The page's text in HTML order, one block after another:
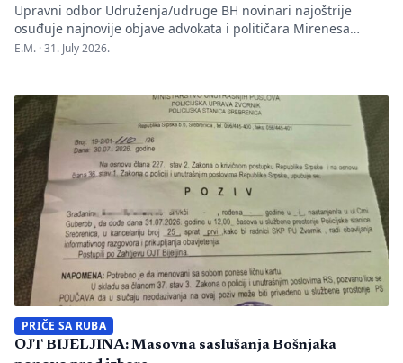
Upravni odbor Udruženja/udruge BH novinari najoštrije
osuđuje najnovije objave advokata i političara Mirenesa
Ajanovića i kontinuiranu kampanju javnog targetiranja,
Novinara Marka Divkovića i generalnu tajnicu Borku Rudić.
Nakon ranije podnesenih krivičnih prijava i tužbi za klevetu
protiv Anise Mahmutović i odgovornih osoba […]
E.M. ·31. July 2026.
PRIČE SA RUBA
OJT BIJELJINA: Masovna saslušanja Bošnjaka